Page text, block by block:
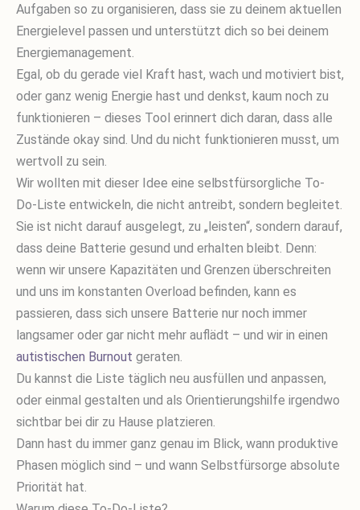
Aufgaben so zu organisieren, dass sie zu deinem aktuellen
Energielevel passen und unterstützt dich so bei deinem
Energiemanagement.
Egal, ob du gerade viel Kraft hast, wach und motiviert bist,
oder ganz wenig Energie hast und denkst, kaum noch zu
funktionieren – dieses Tool erinnert dich daran, dass alle
Zustände okay sind. Und du nicht funktionieren musst, um
wertvoll zu sein.
Wir wollten mit dieser Idee eine selbstfürsorgliche To-
Do-Liste entwickeln, die nicht antreibt, sondern begleitet.
Sie ist nicht darauf ausgelegt, zu „leisten“, sondern darauf,
dass deine Batterie gesund und erhalten bleibt. Denn:
wenn wir unsere Kapazitäten und Grenzen überschreiten
und uns im konstanten Overload befinden, kann es
passieren, dass sich unsere Batterie nur noch immer
langsamer oder gar nicht mehr auflädt – und wir in einen
autistischen Burnout geraten.
Du kannst die Liste täglich neu ausfüllen und anpassen,
oder einmal gestalten und als Orientierungshilfe irgendwo
sichtbar bei dir zu Hause platzieren.
Dann hast du immer ganz genau im Blick, wann produktive
Phasen möglich sind – und wann Selbstfürsorge absolute
Priorität hat.